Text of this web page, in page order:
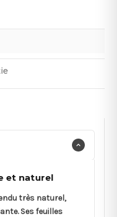
et naturel
très naturel,
Ses feuilles